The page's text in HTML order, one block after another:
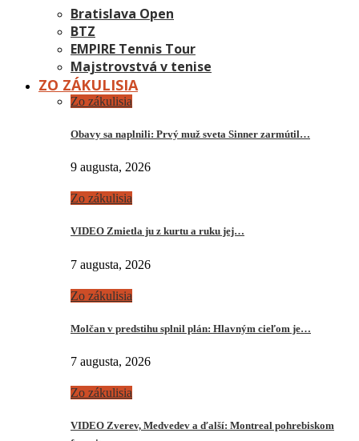
Bratislava Open
BTZ
EMPIRE Tennis Tour
Majstrovstvá v tenise
ZO ZÁKULISIA
Zo zákulisia
Obavy sa naplnili: Prvý muž sveta Sinner zarmútil…
9 augusta, 2026
Zo zákulisia
VIDEO Zmietla ju z kurtu a ruku jej…
7 augusta, 2026
Zo zákulisia
Molčan v predstihu splnil plán: Hlavným cieľom je…
7 augusta, 2026
Zo zákulisia
VIDEO Zverev, Medvedev a ďalší: Montreal pohrebiskom